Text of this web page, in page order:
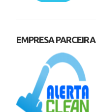
EMPRESA PARCEIRA